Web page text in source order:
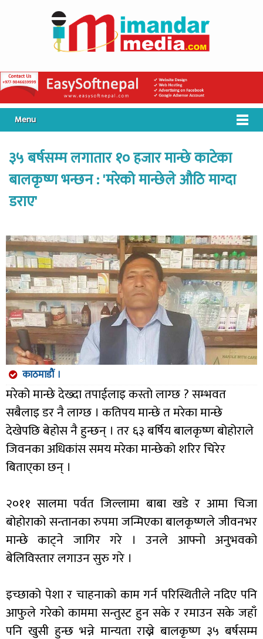
Menu
३५ बर्षसम्म लगातार १० हजार मान्छे काटेका
बालकृष्ण भन्छन : 'मरेको मान्छेले औठि माग्दा
डराए'
काठमाडौं ।
मरेको मान्छे देख्दा तपाईलाइ कस्तो लाग्छ ? सम्भवत
सबैलाइ डर नै लाग्छ । कतिपय मान्छे त मरेका मान्छे
देखेपछि बेहोस नै हुन्छन् । तर ६३ बर्षिय बालकृष्ण बोहोराले
जिवनका अधिकांस समय मरेका मान्छेको शरिर चिरेर
बिताए्का छन् ।
२०११ सालमा पर्वत जिल्लामा बाबा खडे र आमा चिजा
बोहोराको सन्तानका रुपमा जन्मिएका बालकृष्णले जीवनभर
मान्छे काट्ने जागिर गरे । उनले आफ्नो अनुभवको
बेलिविस्तार लगाउन सुरु गरे ।
इच्छाको पेशा र चाहनाको काम गर्न परिस्थितीले नदिए पनि
आफुले गरेको काममा सन्तुस्ट हुन सके र रमाउन सके जहाँ
पनि खुसी हुन्छ भन्ने मान्यता राख्ने बालकृष्ण ३५ बर्षसम्म